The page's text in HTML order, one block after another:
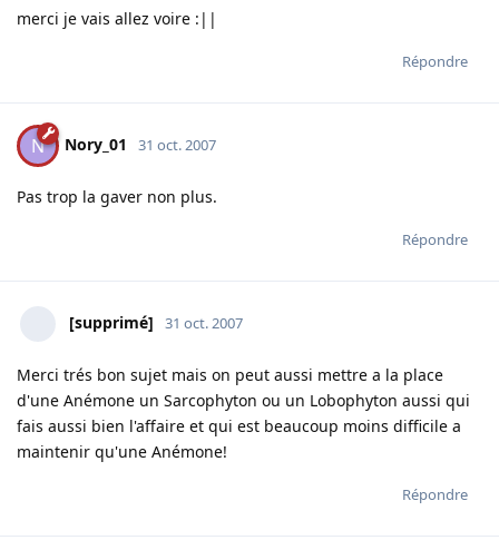
merci je vais allez voire :||
Répondre
N Nory_01 31 oct. 2007
Pas trop la gaver non plus.
Répondre
[supprimé] 31 oct. 2007
Merci trés bon sujet mais on peut aussi mettre a la place
d'une Anémone un Sarcophyton ou un Lobophyton aussi qui
fais aussi bien l'affaire et qui est beaucoup moins difficile a
maintenir qu'une Anémone!
Répondre